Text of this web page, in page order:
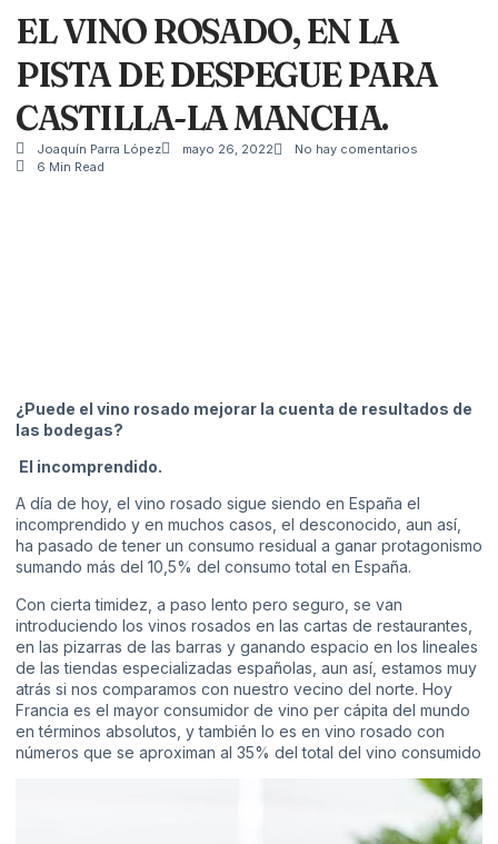
EL VINO ROSADO, EN LA
PISTA DE DESPEGUE PARA
CASTILLA-LA MANCHA.
Joaquín Parra López mayo 26, 2022
No hay comentarios
6 Min Read
¿Puede el vino rosado mejorar la cuenta de resultados de
las bodegas?
El incomprendido.
A día de hoy, el vino rosado sigue siendo en España el
incomprendido y en muchos casos, el desconocido, aun así,
ha pasado de tener un consumo residual a ganar protagonismo
sumando más del 10,5% del consumo total en España.
Con cierta timidez, a paso lento pero seguro, se van
introduciendo los vinos rosados en las cartas de restaurantes,
en las pizarras de las barras y ganando espacio en los lineales
de las tiendas especializadas españolas, aun así, estamos muy
atrás si nos comparamos con nuestro vecino del norte. Hoy
Francia es el mayor consumidor de vino per cápita del mundo
en términos absolutos, y también lo es en vino rosado con
números que se aproximan al 35% del total del vino consumido